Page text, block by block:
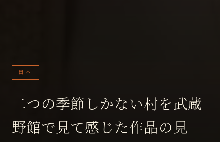
日本
二つの季節しかない村を武蔵
野館で見て感じた作品の見